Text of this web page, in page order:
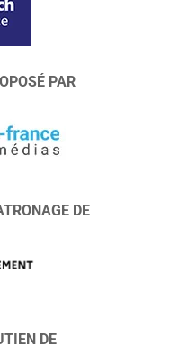
PAR
DE
DE